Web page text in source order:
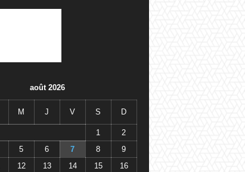
août 2026
M J V S D
1
2
5 6 7 8
9
12 13 14 15 16